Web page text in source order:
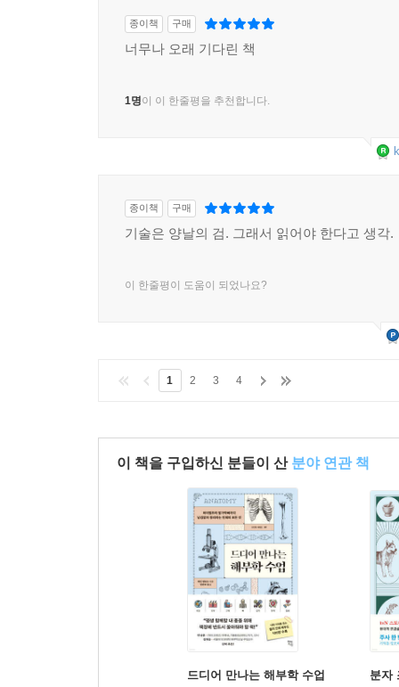
종이책 구매
너무나 오래 기다린 책
1명이 이 한줄평을 추천합니다.
종이책 구매
기술은 양날의 검. 그래서 읽어야 한다고 생각.
이 한줄평이 도움이 되었나요?
1 2 3 4
이 책을 구입하신 분들이 산 분야 연관 책
드디어 만나는 해부학 수업 분자